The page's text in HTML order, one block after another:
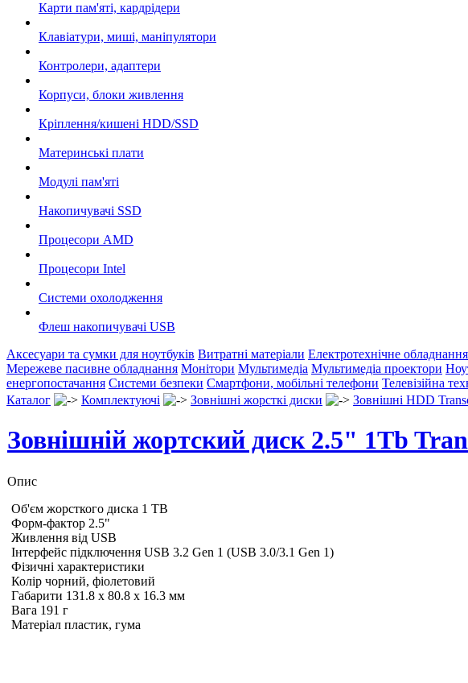
Карти пам'яті, кардрідери
Клавіатури, миші, маніпулятори
Контролери, адаптери
Корпуси, блоки живлення
Кріплення/кишені HDD/SSD
Материнські плати
Модулі пам'яті
Накопичувачі SSD
Процесори AMD
Процесори Intel
Системи охолодження
Флеш накопичувачі USB
Аксесуари та сумки для ноутбуків Витратні матеріали Електротехнічне обладнання
Мережеве пасивне обладнання Монітори Мультимедіа Мультимедіа проектори
енергопостачання Системи безпеки Смартфони, мобільні телефони Телевізійна
Каталог
Комплектуючі Зовнішні жорсткі диски Зовнішні HDD
Зовнішній жортский диск 2.5" 1Tb
Опис
Об'єм жорсткого диска 1 ТB
Форм-фактор 2.5"
Живлення від USB
Інтерфейс підключення USB 3.2 Gen 1 (USB 3.0/3.1 Gen 1)
Фізичні характеристики
Колір чорний, фіолетовий
Габарити 131.8 х 80.8 х 16.3 мм
Вага 191 г
Матеріал пластик, гума